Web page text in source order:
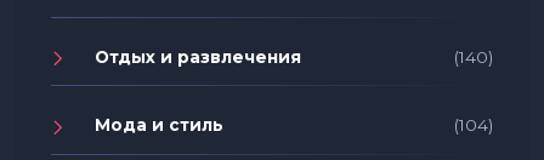
Отдых и развлечения (140)
Мода и стиль (104)